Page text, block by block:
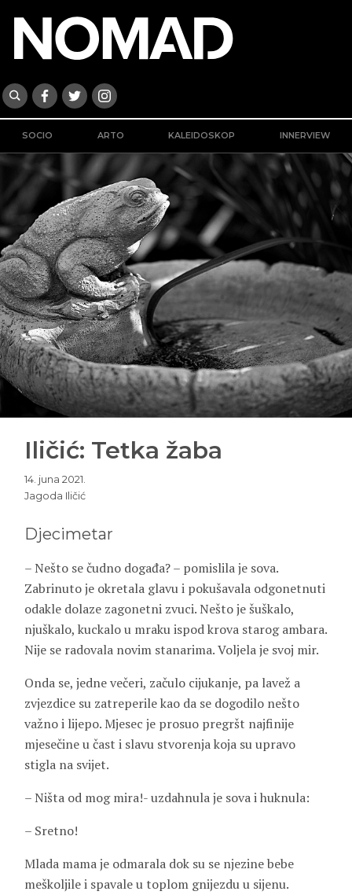
SOCIO ARTO KALEIDOSKOP INNERVIEW
Iličić: Tetka žaba
14. juna 2021.
Jagoda Iličić
Djecimetar
– Nešto se čudno događa? – pomislila je sova.
Zabrinuto je okretala glavu i pokušavala odgonetnuti
odakle dolaze zagonetni zvuci. Nešto je šuškalo,
njuškalo, kuckalo u mraku ispod krova starog ambara.
Nije se radovala novim stanarima. Voljela je svoj mir.
Onda se, jedne večeri, začulo cijukanje, pa lavež a
zvjezdice su zatreperile kao da se dogodilo nešto
važno i lijepo. Mjesec je prosuo pregršt najfinije
mjesečine u čast i slavu stvorenja koja su upravo
stigla na svijet.
– Ništa od mog mira!- uzdahnula je sova i huknula:
– Sretno!
Mlada mama je odmarala dok su se njezine bebe
meškoljile i spavale u toplom gnijezdu u sijenu.